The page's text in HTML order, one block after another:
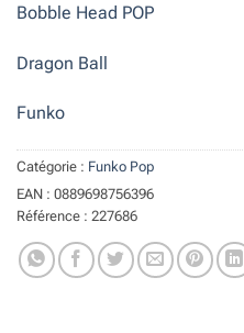
Bobble Head POP
Dragon Ball
Funko
Catégorie : Funko Pop
EAN : 0889698756396
Référence : 227686